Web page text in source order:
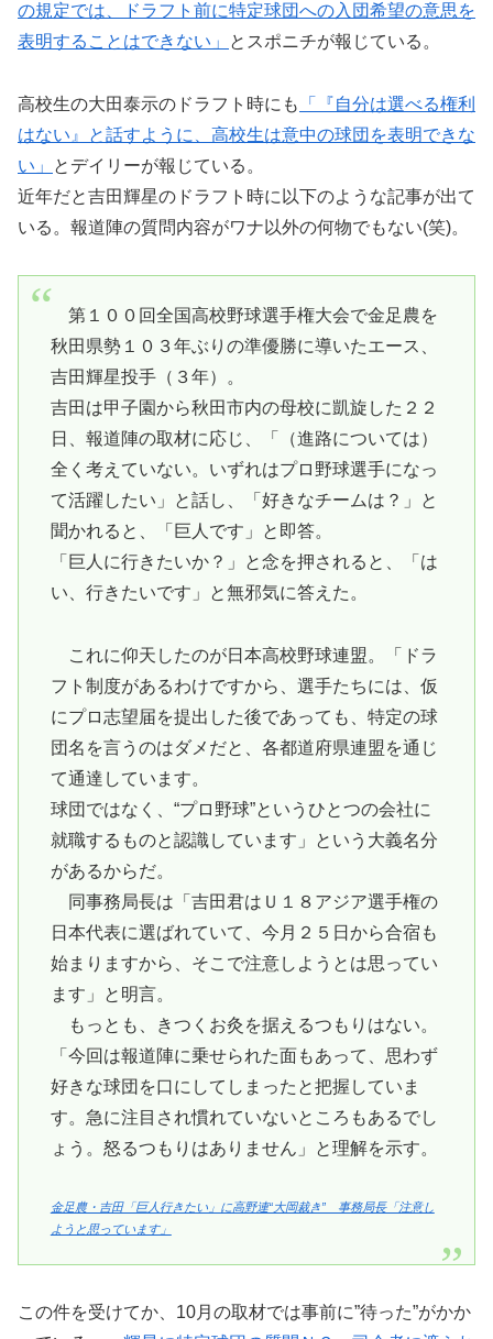
の規定では、ドラフト前に特定球団への入団希望の意思を
表明することはできない」
とスポニチが報じている。
高校生の大田泰示のドラフト時にも
「『自分は選べる権利
はない』と話すように、高校生は意中の球団を表明できな
い」
とデイリーが報じている。
近年だと吉田輝星のドラフト時に以下のような記事が出て
いる。報道陣の質問内容がワナ以外の何物でもない(笑)。
第１００回全国高校野球選手権大会で金足農を
秋田県勢１０３年ぶりの準優勝に導いたエース、
吉田輝星投手（３年）。
吉田は甲子園から秋田市内の母校に凱旋した２２
日、報道陣の取材に応じ、「（進路については）
全く考えていない。いずれはプロ野球選手になっ
て活躍したい」と話し、「好きなチームは？」と
聞かれると、「巨人です」と即答。
「巨人に行きたいか？」と念を押されると、「は
い、行きたいです」と無邪気に答えた。
これに仰天したのが日本高校野球連盟。「ドラ
フト制度があるわけですから、選手たちには、仮
にプロ志望届を提出した後であっても、特定の球
団名を言うのはダメだと、各都道府県連盟を通じ
て通達しています。
球団ではなく、“プロ野球”というひとつの会社に
就職するものと認識しています」という大義名分
があるからだ。
同事務局長は「吉田君はＵ１８アジア選手権の
日本代表に選ばれていて、今月２５日から合宿も
始まりますから、そこで注意しようとは思ってい
ます」と明言。
もっとも、きつくお灸を据えるつもりはない。
「今回は報道陣に乗せられた面もあって、思わず
好きな球団を口にしてしまったと把握していま
す。急に注目され慣れていないところもあるでし
ょう。怒るつもりはありません」と理解を示す。
金足農・吉田「巨人行きたい」に高野連“大岡裁き” 事務局長「注意し
ようと思っています」
この件を受けてか、10月の取材では事前に”待った”がかか